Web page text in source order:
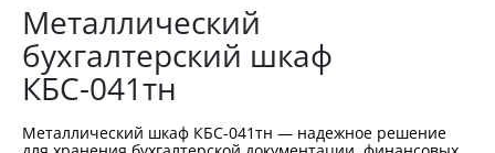
Металлический
бухгалтерский шкаф
КБС-041тн
Металлический шкаф КБС-041тн — надежное решение